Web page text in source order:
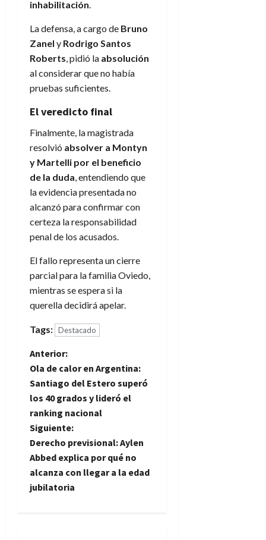
inhabilitación.
La defensa, a cargo de Bruno
Zanel y Rodrigo Santos
Roberts, pidió la absolución
al considerar que no había
pruebas suficientes.
El veredicto final
Finalmente, la magistrada
resolvió absolver a Montyn
y Martelli por el beneficio
de la duda, entendiendo que
la evidencia presentada no
alcanzó para confirmar con
certeza la responsabilidad
penal de los acusados.
El fallo representa un cierre
parcial para la familia Oviedo,
mientras se espera si la
querella decidirá apelar.
Tags: Destacado
N
a
v
e
g
a
Anterior:
Ola de calor en Argentina:
Santiago del Estero superó
los 40 grados y lideró el
ranking nacional
Siguiente:
Derecho previsional: Aylen
Abbed explica por qué no
alcanza con llegar a la edad
jubilatoria